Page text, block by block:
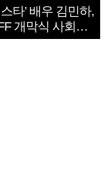
타’ 배우 김민하,
개막식 사회자